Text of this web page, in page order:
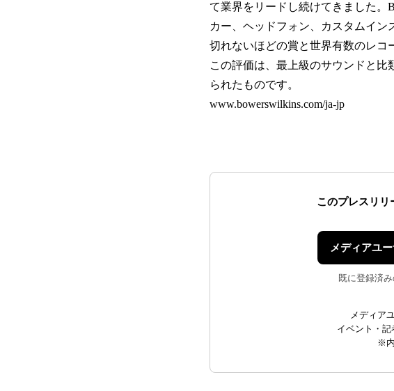
て業界をリードし続けてきました。
カー、ヘッドフォン、カスタムイン
切れないほどの賞と世界有数のレコ
この評価は、最上級のサウンドと
られたものです。
www.bowerswilkins.com/ja-jp
このプレスリリ
メディアユ
既に登録済
メディア
イベント・記
※